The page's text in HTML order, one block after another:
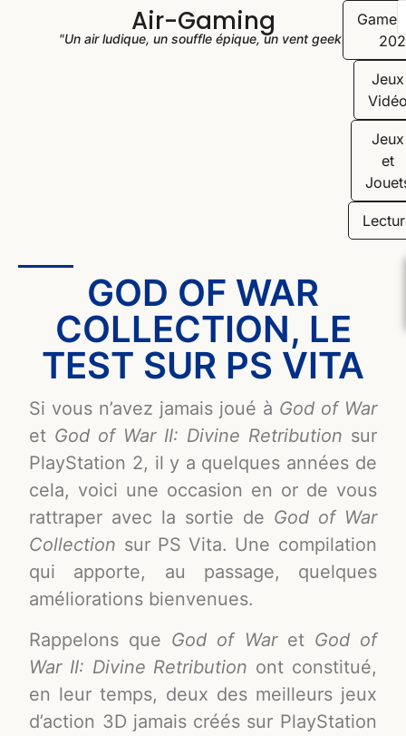
Air-Gaming
"Un air ludique, un souffle épique, un vent geek"
Jeux
Jeux
et
GOD OF WAR
COLLECTION, LE
TEST SUR PS VITA
Si vous n’avez jamais joué à God of War
et God of War II: Divine Retribution sur
PlayStation 2, il y a quelques années de
cela, voici une occasion en or de vous
rattraper avec la sortie de God of War
Collection sur PS Vita. Une compilation
qui apporte, au passage, quelques
améliorations bienvenues.
Rappelons que God of Waret God of
War II: Divine Retribution ont constitué,
en leur temps, deux des meilleurs jeux
d’action 3D jamais créés sur PlayStation